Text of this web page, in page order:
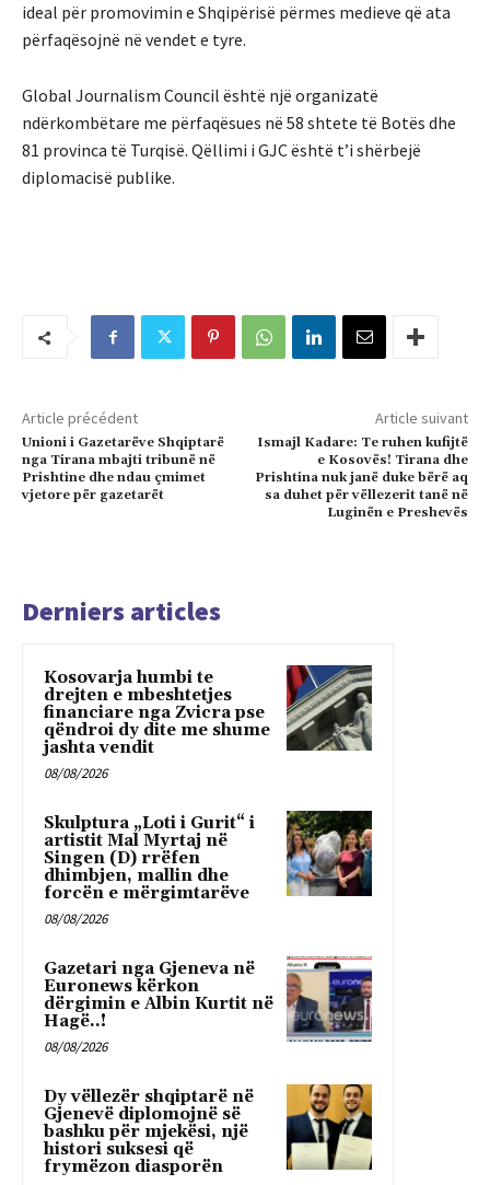
ideal për promovimin e Shqipërisë përmes medieve që ata
përfaqësojnë në vendet e tyre.
Global Journalism Council është një organizatë
ndërkombëtare me përfaqësues në 58 shtete të Botës dhe
81 provinca të Turqisë. Qëllimi i GJC është t’i shërbejë
diplomacisë publike.
Article précédent
Unioni i Gazetarëve Shqiptarë
nga Tirana mbajti tribunë në
Prishtine dhe ndau çmimet
vjetore për gazetarët
Article suivant
Ismajl Kadare: Te ruhen kufijtë
e Kosovës! Tirana dhe
Prishtina nuk janë duke bërë aq
sa duhet për vëllezerit tanë në
Luginën e Preshevës
Derniers articles
Kosovarja humbi te
drejten e mbeshtetjes
financiare nga Zvicra pse
qëndroi dy dite me shume
jashta vendit
08/08/2026
Skulptura „Loti i Gurit“ i
artistit Mal Myrtaj në
Singen (D) rrëfen
dhimbjen, mallin dhe
forcën e mërgimtarëve
08/08/2026
Gazetari nga Gjeneva në
Euronews kërkon
dërgimin e Albin Kurtit në
Hagë..!
08/08/2026
Dy vëllezër shqiptarë në
Gjenevë diplomojnë së
bashku për mjekësi, një
histori suksesi që
frymëzon diasporën